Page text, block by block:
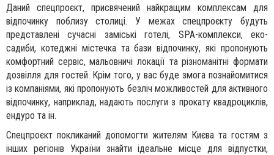
Даний спецпроєкт, присвячений найкращим комплексам для
відпочинку поблизу столиці. У межах спецпроєкту будуть
представлені сучасні заміські готелі, SPA-комплекси, еко-
садиби, котеджні містечка та бази відпочинку, які пропонують
комфортний сервіс, мальовничі локації та різноманітні формати
дозвілля для гостей. Крім того, у вас буде змога познайомитися
із компаніями, які пропонують безліч можливостей для активного
відпочинку, наприклад, надають послуги з прокату квадроциклів,
ендуро та ін.
Спецпроєкт покликаний допомогти жителям Києва та гостям з
інших регіонів України знайти ідеальне місце для відпустки,